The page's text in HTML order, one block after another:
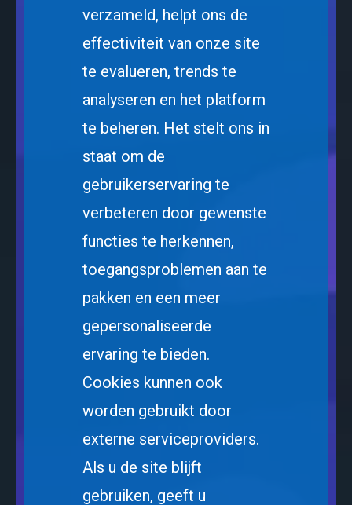
verzameld, helpt ons de
effectiviteit van onze site
te evalueren, trends te
analyseren en het platform
te beheren. Het stelt ons in
staat om de
gebruikerservaring te
verbeteren door gewenste
functies te herkennen,
toegangsproblemen aan te
pakken en een meer
gepersonaliseerde
ervaring te bieden.
Cookies kunnen ook
worden gebruikt door
externe serviceproviders.
Als u de site blijft
gebruiken, geeft u